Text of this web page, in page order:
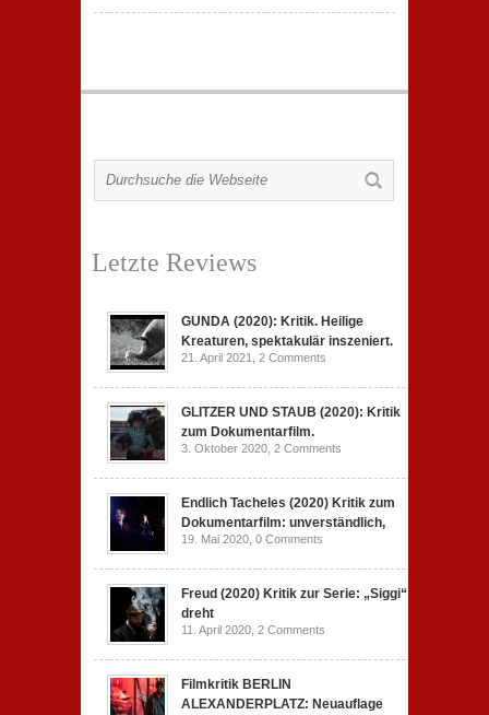
Letzte Reviews
GUNDA (2020): Kritik. Heilige
Kreaturen, spektakulär inszeniert.
21. April 2021, 2 Comments
GLITZER UND STAUB (2020): Kritik
zum Dokumentarfilm.
3. Oktober 2020, 2 Comments
Endlich Tacheles (2020) Kritik zum
Dokumentarfilm: unverständlich,
19. Mai 2020, 0 Comments
Freud (2020) Kritik zur Serie: „Siggi“
dreht
11. April 2020, 2 Comments
Filmkritik BERLIN
ALEXANDERPLATZ: Neuauflage